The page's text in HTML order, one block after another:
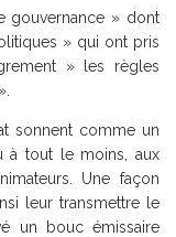
gouvernance » dont
» qui ont pris
» les règles
sonnent comme un
à tout le moins, aux
Une façon
leur transmettre le
un bouc émissaire